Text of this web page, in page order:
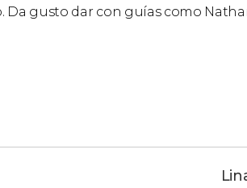
gusto dar con guías como